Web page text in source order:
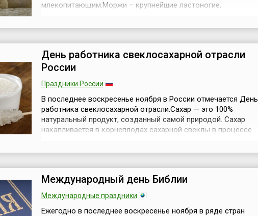
млекопитающим.Моржи – крупнейшие ластоногие,
взрослых самцов может достигать 2 тонн...
День работника свеклосахарной отрасли
России
Праздники России
В последнее воскресенье ноября в России отмечается День
работника свеклосахарной отрасли.Сахар — это 100%
натуральный продукт, созданный самой природой. Сахар
накапливается в корнеплодах сахарной свеклы в процессе
мышечной, кров...
Международный день Библии
Международные праздники
Ежегодно в последнее воскресенье ноября в ряде стран